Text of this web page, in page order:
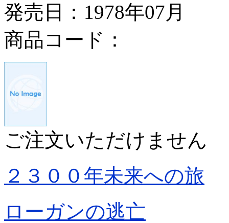
発売日：1978年07月
商品コード：
ご注文いただけません
２３００年未来への旅
ローガンの逃亡